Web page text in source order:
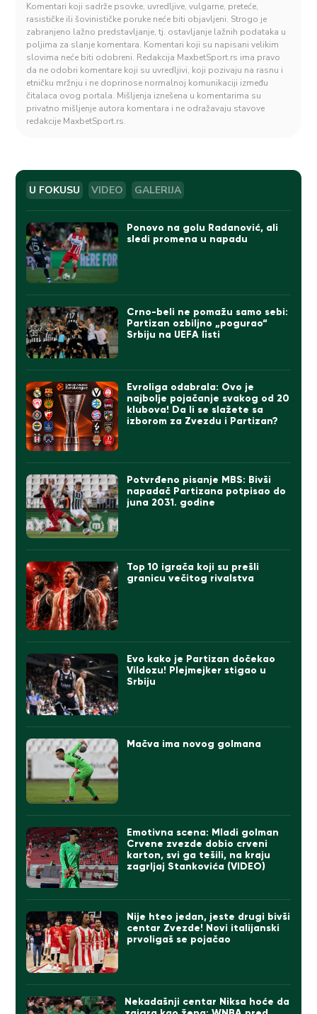
Komentari koji sadrže psovke, uvredljive, vulgarne, preteće,
rasističke ili šovinističke poruke neće biti objavljeni. Strogo je
zabranjeno lažno predstavljanje, tj. ostavljanje lažnih podataka u
poljima za slanje komentara. Komentari koji su napisani velikim
slovima neće biti odobreni. Redakcija MaxbetSport.rs ima pravo
da ne odobri komentare koji su uvredljivi, koji pozivaju na rasnu i
etničku mržnju i ne doprinose normalnoj komunikaciji između
čitalaca ovog portala. Mišljenja iznešena u komentarima su
privatno mišljenje autora komentara i ne odražavaju stavove
redakcije MaxbetSport.rs.
U FOKUSU VIDEO GALERIJA
Ponovo na golu Radanović, ali
sledi promena u napadu
Crno-beli ne pomažu samo sebi:
Partizan ozbiljno „pogurao“
Srbiju na UEFA listi
Evroliga odabrala: Ovo je
najbolje pojačanje svakog od 20
klubova! Da li se slažete sa
izborom za Zvezdu i Partizan?
Potvrđeno pisanje MBS: Bivši
napadač Partizana potpisao do
juna 2031. godine
Top 10 igrača koji su prešli
granicu večitog rivalstva
Evo kako je Partizan dočekao
Vildozu! Plejmejker stigao u
Srbiju
Mačva ima novog golmana
Emotivna scena: Mladi golman
Crvene zvezde dobio crveni
karton, svi ga tešili, na kraju
zagrljaj Stankovića (VIDEO)
Nije hteo jedan, jeste drugi bivši
centar Zvezde! Novi italijanski
prvoligaš se pojačao
Nekadašnji centar Niksa hoće da